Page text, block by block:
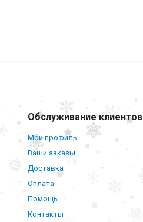
Обслуживание клиентов
Мой профиль
Ваши заказы
Доставка
Оплата
Помощь
Контакты